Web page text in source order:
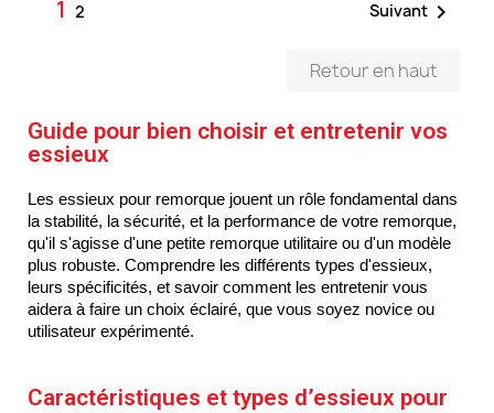
1 2 Suivant 
Retour en haut
Guide pour bien choisir et entretenir vos
essieux
Les essieux pour remorque jouent un rôle fondamental dans
la stabilité, la sécurité, et la performance de votre remorque,
qu'il s'agisse d'une petite remorque utilitaire ou d'un modèle
plus robuste. Comprendre les différents types d'essieux,
leurs spécificités, et savoir comment les entretenir vous
aidera à faire un choix éclairé, que vous soyez novice ou
utilisateur expérimenté.
Caractéristiques et types d’essieux pour